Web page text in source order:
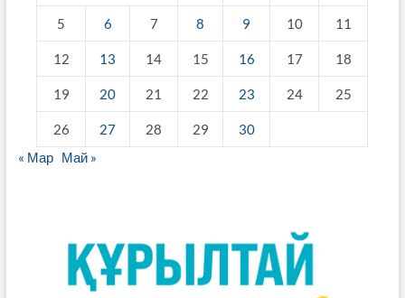
5 6 7 8 9 10 11
12 13 14 15 16 17 18
19 20 21 22 23 24 25
26 27 28 29
30
« Мар Май »